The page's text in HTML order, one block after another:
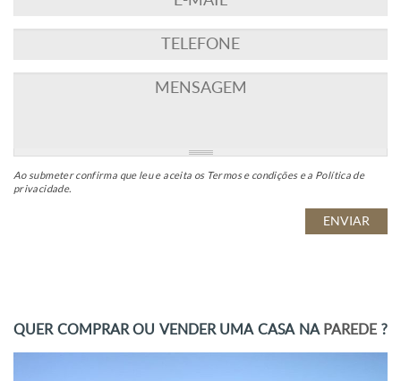
Ao submeter confirma que leu e aceita os Termos e condiçõese a Política de
privacidade.
QUER COMPRAR OU VENDER UMA CASA NA PAREDE ?